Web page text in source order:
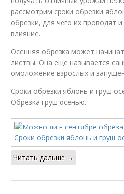
рассмотрим сроки обрезки
обрезки, для чего их проводят
влияние.
Осенняя обрезка может
листвы. Она еще называется
омоложение взрослых и
Сроки обрезки яблонь и груш
Обрезка груш осенью.
Читать дальше →